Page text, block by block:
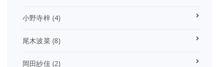
小野寺梓(4)
尾木波菜(8)
岡田紗佳(2)